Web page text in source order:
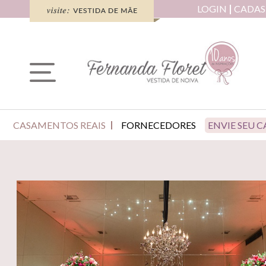
LOGIN
CASAMENTOS REAIS FORNECEDORES ENVIE SEU